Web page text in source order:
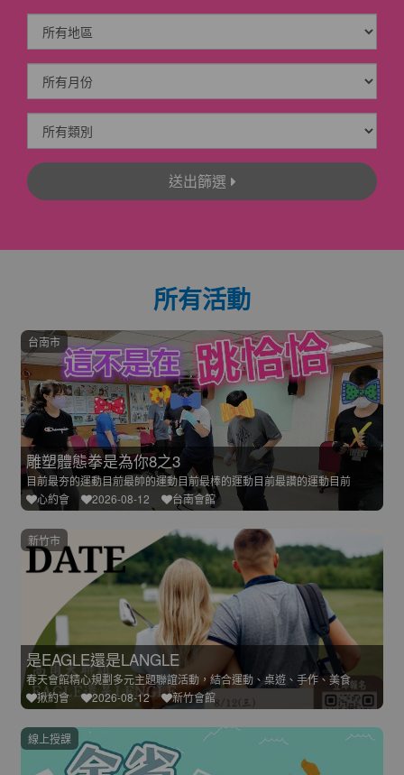
送出篩選
所有活動
雕塑體態拳是為你8之3
目前最夯的運動目前最帥的運動目前最棒的運動目前最讚的運動目前
心約會
2026-08-12 台南會館
台南市
是EAGLE還是LANGLE
春天會館精心規劃多元主題聯誼活動，結合運動、桌遊、手作、美食
揪約會
2026-08-12 新竹會館
新竹市
線上授課